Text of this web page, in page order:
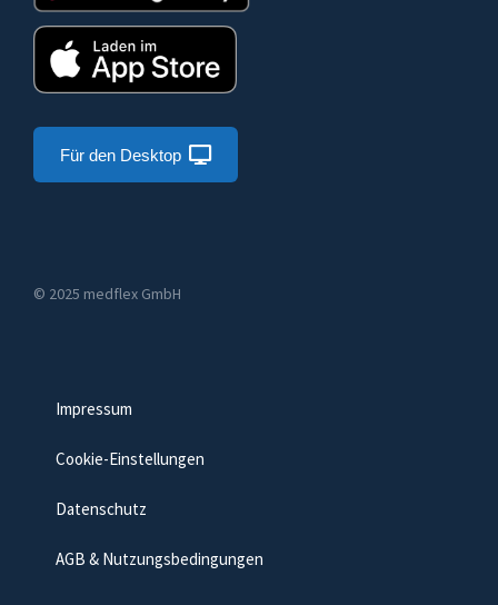
Für den Desktop
© 2025 medflex GmbH
Impressum
Cookie-Einstellungen
Datenschutz
AGB & Nutzungsbedingungen